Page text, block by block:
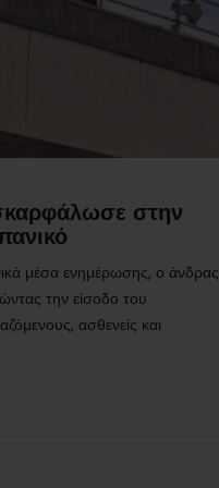
στην
μέσα ενημέρωσης, ο άνδρας
την είσοδο του
ασθενείς και